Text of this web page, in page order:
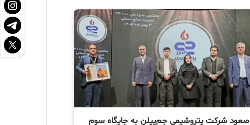
صعود شرکت پتروشیمی جم‌پیلن به جایگاه سوم